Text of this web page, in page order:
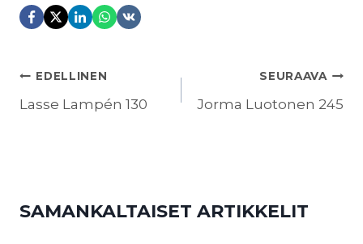
ARTIKKELIEN
SELAUS
EDELLINEN
Lasse Lampén 130
SEURAAVA
Jorma Luotonen 245
SAMANKALTAISET ARTIKKELIT